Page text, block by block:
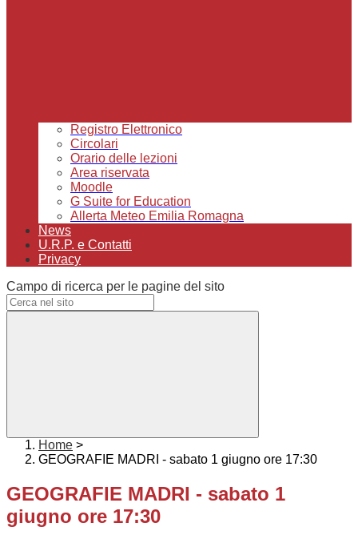
Registro Elettronico
Circolari
Orario delle lezioni
Area riservata
Moodle
G Suite for Education
Allerta Meteo Emilia Romagna
News
U.R.P. e Contatti
Privacy
Campo di ricerca per le pagine del sito
Home >
GEOGRAFIE MADRI - sabato 1 giugno ore 17:30
GEOGRAFIE MADRI - sabato 1
giugno ore 17:30